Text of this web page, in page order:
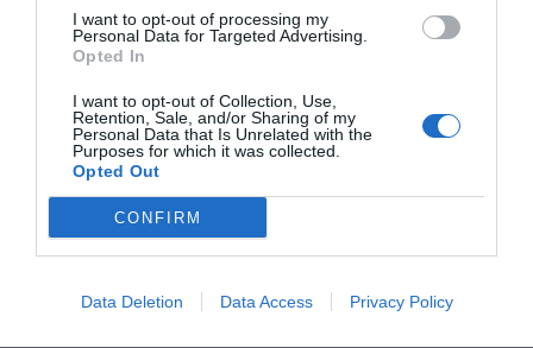
I want to opt-out of processing my
Personal Data for Targeted Advertising.
Opted In
I want to opt-out of Collection, Use,
Retention, Sale, and/or Sharing of my
Personal Data that Is Unrelated with the
Purposes for which it was collected.
Opted Out
CONFIRM
Data Deletion Data Access Privacy Policy
Sala Banchetti / Ricevimenti
Servizio Fax
Servizio Fotocopiatrice
Spiaggia Privata
Stireria